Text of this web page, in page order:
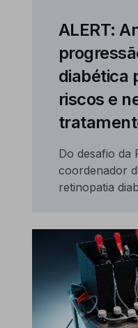
ALERT:
diabética
riscos e
Do desafio da
coordenador
retinopatia